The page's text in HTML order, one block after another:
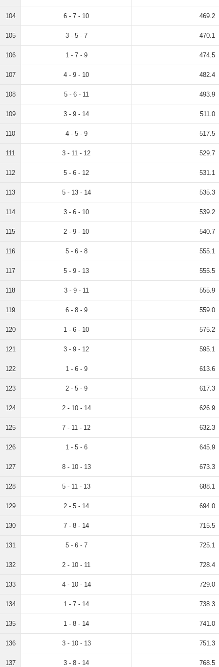
104 6 - 7 - 10 469.2
105 3 - 5 - 7 470.1
106 1 - 7 - 9 474.5
107 4 - 9 - 10 482.4
108 5 - 6 - 11 493.9
109 3 - 9 - 14 511.0
110 4 - 5 - 9 517.5
111 3 - 11 - 12 529.7
112 5 - 6 - 12 531.1
113 5 - 13 - 14 535.3
114 3 - 6 - 10 539.2
115 2 - 9 - 10 540.7
116 5 - 6 - 8 555.1
117 5 - 9 - 13 555.5
118 3 - 9 - 11 555.9
119 6 - 8 - 9 559.0
120 1 - 6 - 10 575.2
121 3 - 9 - 12 595.1
122 1 - 6 - 9 613.6
123 2 - 5 - 9 617.3
124 2 - 10 - 14 626.9
125 7 - 11 - 12 632.3
126 1 - 5 - 6 645.9
127 8 - 10 - 13 673.3
128 5 - 11 - 13 688.1
129 2 - 5 - 14 694.0
130 7 - 8 - 14 715.5
131 5 - 6 - 7 725.1
132 2 - 10 - 11 728.4
133 4 - 10 - 14 729.0
134 1 - 7 - 14 738.3
135 1 - 8 - 14 741.0
136 3 - 10 - 13 751.3
137 3 - 8 - 14 768.5